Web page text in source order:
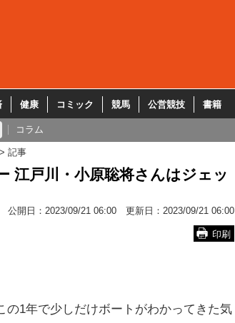
健康 コミック 競馬 公営競技 書籍
コラム
記事
江戸川・小原聡将さんはジェッ
公開日： 2023/09/21 06:00 更新日： 2023/09/21 06:00
印刷
の1年で少しだけボートがわかってきた気